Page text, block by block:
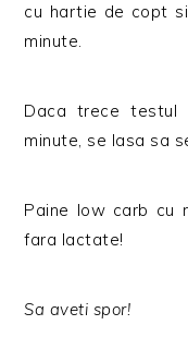
cu hartie de copt
minute.
Daca trece testul
minute, se lasa sa
Paine low carb cu
fara lactate!
Sa aveti spor!